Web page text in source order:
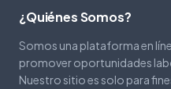
¿Quiénes Somos?
Somos una plataforma en
promover oportunidades
Nuestro sitio es solo para